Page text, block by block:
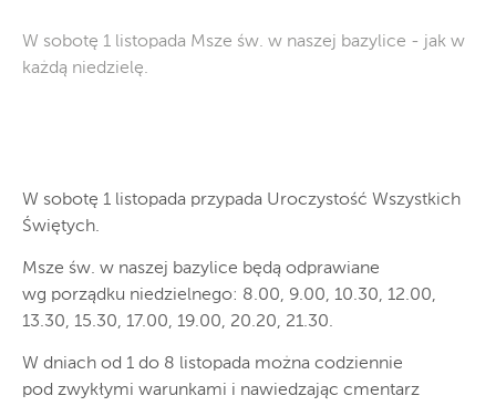
W sobotę 1 listopada Msze św. w naszej bazylice - jak w
każdą niedzielę.
W sobotę 1 listopada przypada Uroczystość Wszystkich
Świętych.
Msze św. w naszej bazylice będą odprawiane
wg porządku niedzielnego: 8.00, 9.00, 10.30, 12.00,
13.30, 15.30, 17.00, 19.00, 20.20, 21.30.
W dniach od 1 do 8 listopada można codziennie
pod zwykłymi warunkami i nawiedzając cmentarz